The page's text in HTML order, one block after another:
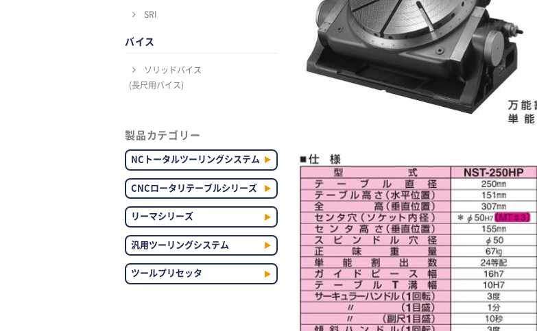
SRI
バイス
ソリッドバイス
(長尺用バイス)
製品カテゴリー
NCトータルツーリングシステム
CNCロータリテーブルシリーズ
リーマシリーズ
汎用ツーリングシステム
ツールプリセッタ